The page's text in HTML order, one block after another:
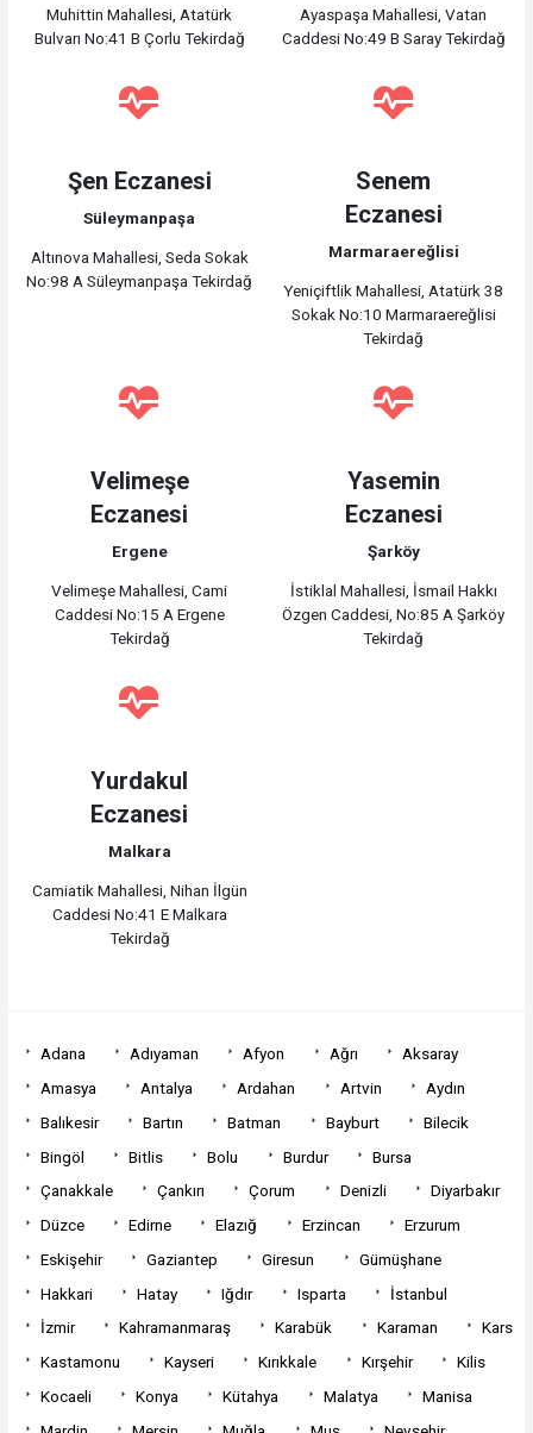
Muhittin Mahallesi, Atatürk
Bulvarı No:41 B Çorlu Tekirdağ
Ayaspaşa Mahallesi, Vatan
Caddesi No:49 B Saray Tekirdağ
Şen Eczanesi
Süleymanpaşa
Altınova Mahallesi, Seda Sokak
No:98 A Süleymanpaşa Tekirdağ
Senem
Eczanesi
Marmaraereğlisi
Yeniçiftlik Mahallesi, Atatürk 38
Sokak No:10 Marmaraereğlisi
Tekirdağ
Velimeşe
Eczanesi
Ergene
Velimeşe Mahallesi, Cami
Caddesi No:15 A Ergene
Tekirdağ
Yasemin
Eczanesi
Şarköy
İstiklal Mahallesi, İsmail Hakkı
Özgen Caddesi, No:85 A Şarköy
Tekirdağ
Yurdakul
Eczanesi
Malkara
Camiatik Mahallesi, Nihan İlgün
Caddesi No:41 E Malkara
Tekirdağ
Adana Adıyaman Afyon Ağrı
Aksaray
Amasya
Antalya Ardahan Artvin
Aydın
Balıkesir
Bartın Batman Bayburt
Bilecik
Bingöl
Bitlis Bolu Burdur
Bursa
Çanakkale
Çankırı Çorum Denizli
Diyarbakır
Düzce
Edirne Elazığ Erzincan
Erzurum
Eskişehir
Gaziantep Giresun
Gümüşhane
Hakkari
Hatay Iğdır Isparta
İstanbul
İzmir
Kahramanmaraş Karabük Karaman
Kars
Kastamonu
Kayseri Kırıkkale Kırşehir
Kilis
Kocaeli
Konya Kütahya Malatya
Manisa